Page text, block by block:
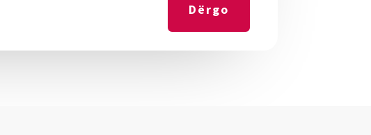
Dërgo